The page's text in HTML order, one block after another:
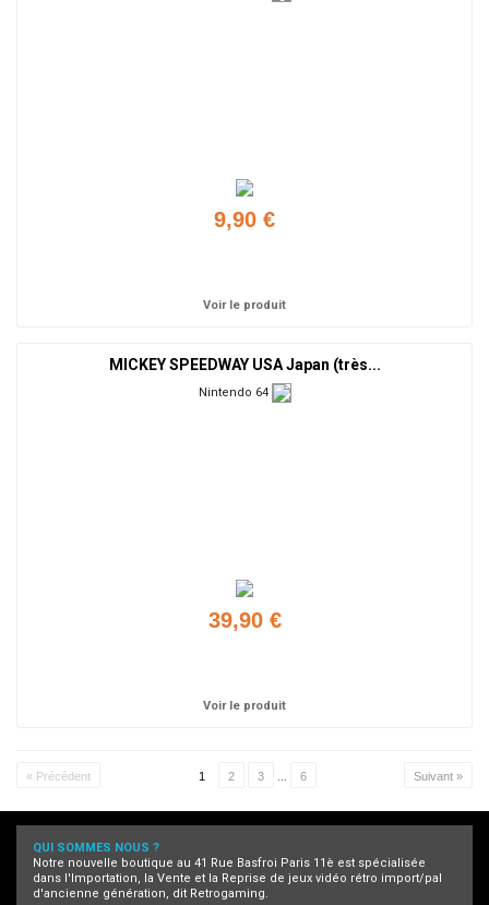
9,90 €
Voir le produit
MICKEY SPEEDWAY USA Japan (très...
Nintendo 64
39,90 €
Voir le produit
« Précédent 1 2 3 ... 6 Suivant »
QUI SOMMES NOUS ?
Notre nouvelle boutique au 41 Rue Basfroi Paris 11è est spécialisée
dans l'Importation, la Vente et la Reprise de jeux vidéo rétro import/pal
d'ancienne génération, dit Retrogaming.